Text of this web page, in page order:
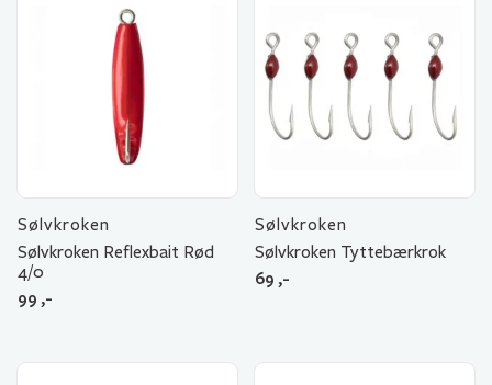
Sølvkroken
Sølvkroken Reflexbait Rød
4/0
99 ,-
Sølvkroken
Sølvkroken Tyttebærkrok
69 ,-